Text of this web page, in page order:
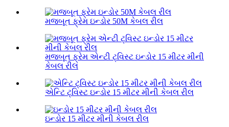
મજબૂત ફ્રેમ ઇન્ડોર 50M કેબલ રીલ
મજબૂત ફ્રેમ એન્ટી ટ્વિસ્ટ ઇન્ડોર 15 મીટર મીની
કેબલ રીલ
એન્ટિ ટ્વિસ્ટ ઇન્ડોર 15 મીટર મીની કેબલ રીલ
ઇન્ડોર 15 મીટર મીની કેબલ રીલ